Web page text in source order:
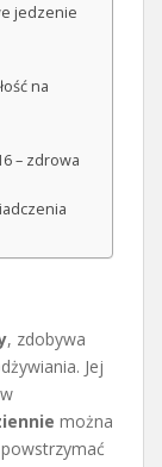
jedzenie
na
– zdrowa
, zdobywa
Jej
można